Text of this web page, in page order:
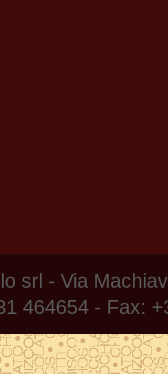
srl - Via
464654 - Fax: